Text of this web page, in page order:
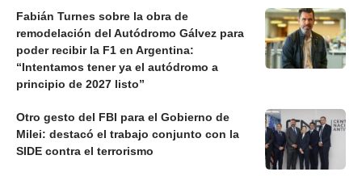
Fabián Turnes sobre la obra de
remodelación del Autódromo Gálvez para
poder recibir la F1 en Argentina:
“Intentamos tener ya el autódromo a
principio de 2027 listo”
Otro gesto del FBI para el Gobierno de
Milei: destacó el trabajo conjunto con la
SIDE contra el terrorismo